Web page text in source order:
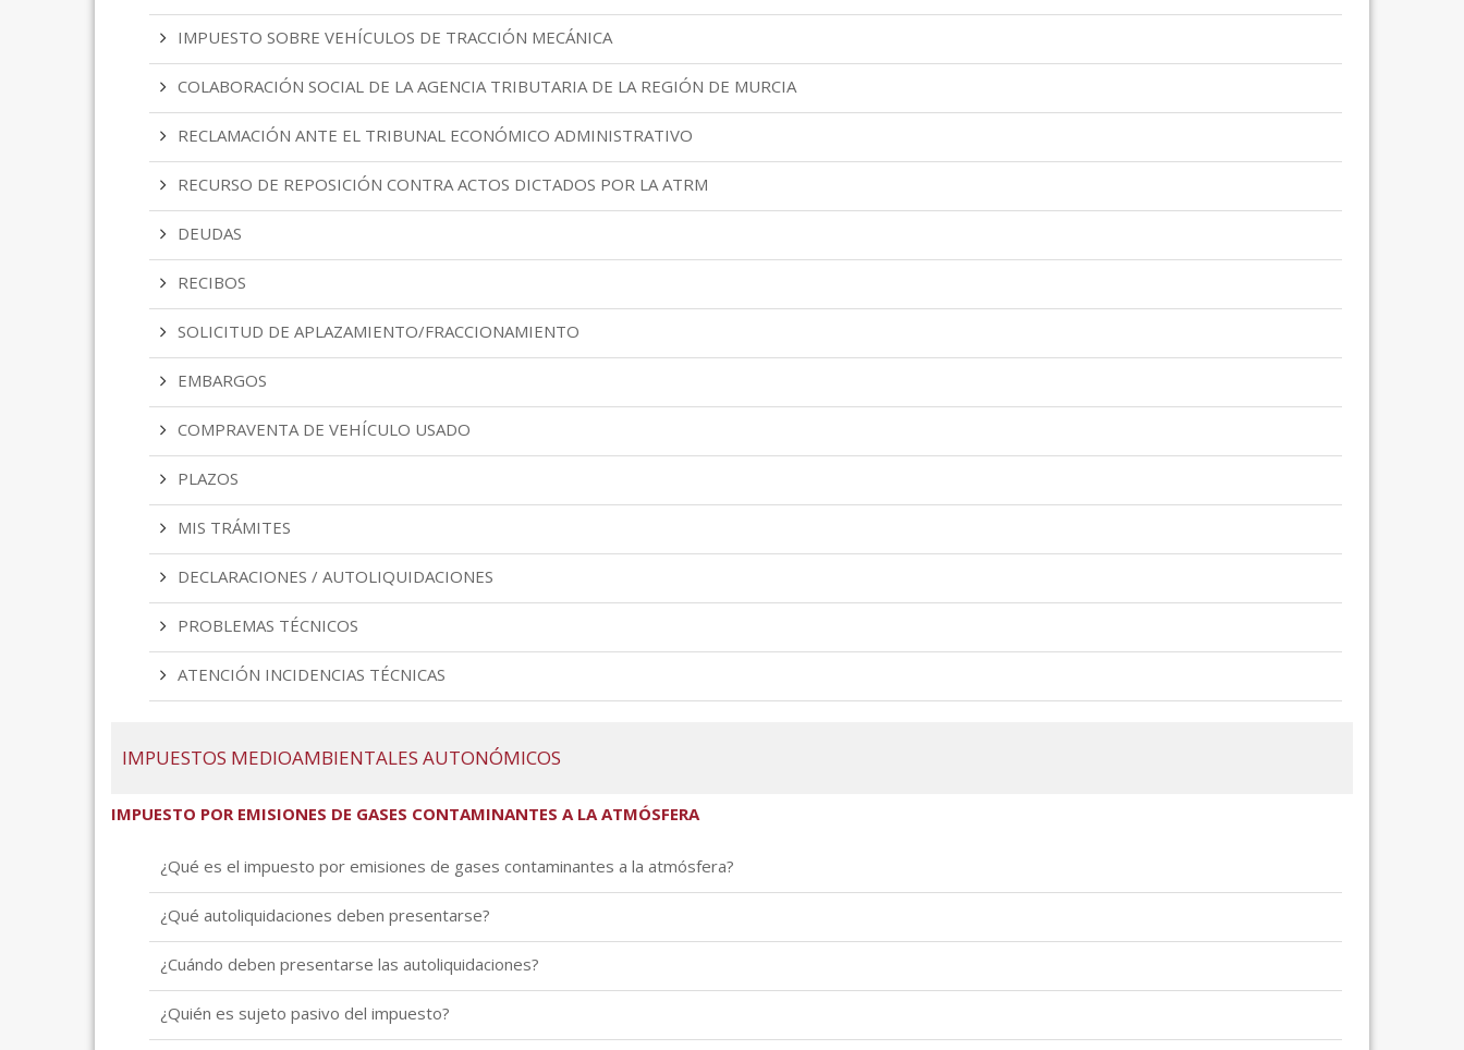
IMPUESTO SOBRE VEHÍCULOS DE TRACCIÓN MECÁNICA
COLABORACIÓN SOCIAL DE LA AGENCIA TRIBUTARIA DE LA REGIÓN DE MURCIA
RECLAMACIÓN ANTE EL TRIBUNAL ECONÓMICO ADMINISTRATIVO
RECURSO DE REPOSICIÓN CONTRA ACTOS DICTADOS POR LA ATRM
DEUDAS
RECIBOS
SOLICITUD DE APLAZAMIENTO/FRACCIONAMIENTO
EMBARGOS
COMPRAVENTA DE VEHÍCULO USADO
PLAZOS
MIS TRÁMITES
DECLARACIONES / AUTOLIQUIDACIONES
PROBLEMAS TÉCNICOS
ATENCIÓN INCIDENCIAS TÉCNICAS
IMPUESTOS MEDIOAMBIENTALES AUTONÓMICOS
IMPUESTO POR EMISIONES DE GASES CONTAMINANTES A LA ATMÓSFERA
¿Qué es el impuesto por emisiones de gases contaminantes a la atmósfera?
¿Qué autoliquidaciones deben presentarse?
¿Cuándo deben presentarse las autoliquidaciones?
¿Quién es sujeto pasivo del impuesto?